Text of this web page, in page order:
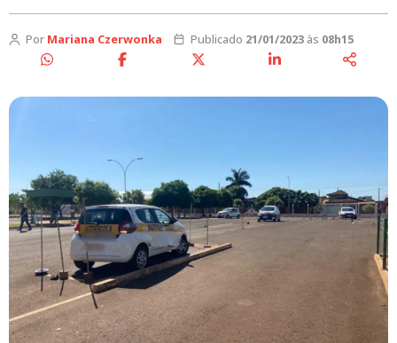
Por Mariana Czerwonka Publicado 21/01/2023às 08h15